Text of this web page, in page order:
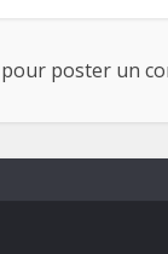
pour poster un